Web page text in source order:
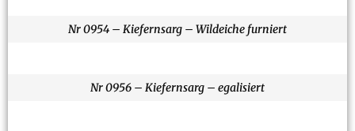
Nr 0954 – Kiefernsarg – Wildeiche furniert
Nr 0956 – Kiefernsarg – egalisiert